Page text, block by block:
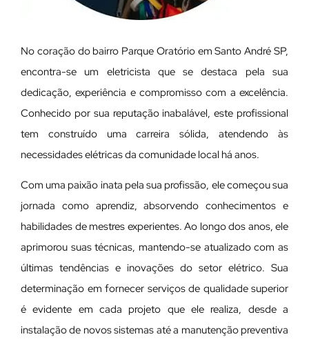
No coração do bairro Parque Oratório em Santo André SP,
encontra-se um eletricista que se destaca pela sua
dedicação, experiência e compromisso com a excelência.
Conhecido por sua reputação inabalável, este profissional
tem construído uma carreira sólida, atendendo às
necessidades elétricas da comunidade local há anos.
Com uma paixão inata pela sua profissão, ele começou sua
jornada como aprendiz, absorvendo conhecimentos e
habilidades de mestres experientes. Ao longo dos anos, ele
aprimorou suas técnicas, mantendo-se atualizado com as
últimas tendências e inovações do setor elétrico. Sua
determinação em fornecer serviços de qualidade superior
é evidente em cada projeto que ele realiza, desde a
instalação de novos sistemas até a manutenção preventiva